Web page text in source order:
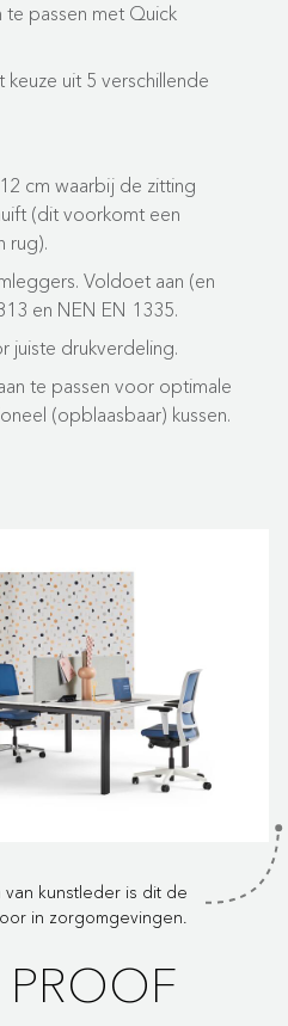
te passen met Quick
uit 5 verschillende
cm waarbij de zitting
(dit voorkomt een
rug).
Voldoet aan (en
en NEN EN 1335.
juiste drukverdeling.
te passen voor optimale
(opblaasbaar) kussen.
kunstleder is dit de
in zorgomgevingen.
PROOF